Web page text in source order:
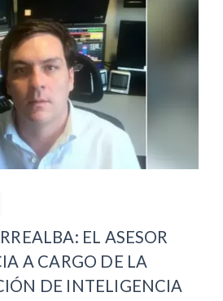
EL ASESOR
A CARGO DE LA
DE INTELIGENCIA